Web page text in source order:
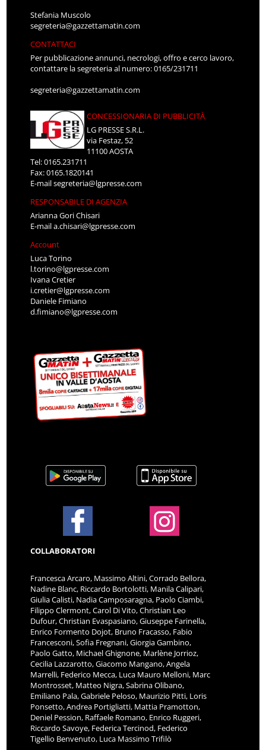
Stefania Muscolo
segreteria@gazzettamatin.com
CONTATTACI
Per pubblicazione annunci, necrologi, offro e cerco lavoro,
contattare la segreteria al numero: 0165/231711
segreteria@gazzettamatin.com
CONCESSIONARIA DI PUBBLICITÀ
LG PRESSE S.R.L.
via Festaz, 52
11100 AOSTA
Tel: 0165.231711
Fax: 0165.1820141
E-mailsegreteria@lgpresse.com
RESPONSABILE DI AGENZIA
Arianna Gori Chisari
E-maila.chisari@lgpresse.com
Account
Luca Torino
l.torino@lgpresse.com
Ivana Cretier
i.cretier@lgpresse.com
Daniele Fimiano
d.fimiano@lgpresse.com
COLLABORATORI
Francesca Arcaro, Massimo Altini, Corrado Bellora,
Nadine Blanc, Riccardo Bortolotti, Manila Calipari,
Giulia Calisti, Nadia Camposaragna, Paolo Ciambi,
Filippo Clermont, Carol Di Vito, Christian Leo
Dufour, Christian Evaspasiano, Giuseppe Farinella,
Enrico Formento Dojot, Bruno Fracasso, Fabio
Francesconi, Sofia Fregnani, Giorgia Gambino,
Paolo Gatto, Michael Ghignone, Marlène Jorrioz,
Cecilia Lazzarotto, Giacomo Mangano, Angela
Marrelli, Federico Mecca, Luca Mauro Melloni, Marc
Montrosset, Matteo Nigra, Sabrina Olibano,
Emiliano Pala, Gabriele Peloso, Maurizio Pitti, Loris
Ponsetto, Andrea Portigliatti, Mattia Pramotton,
Deniel Pession, Raffaele Romano, Enrico Ruggeri,
Riccardo Savoye, Federica Tercinod, Federico
Tigellio Benvenuto, Luca Massimo Trifilò